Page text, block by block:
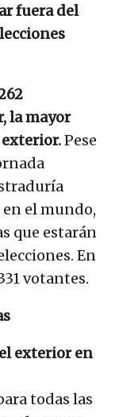
fuera del
la mayor
Pese
el mundo,
que estarán
En
votantes.
exterior en
todas las